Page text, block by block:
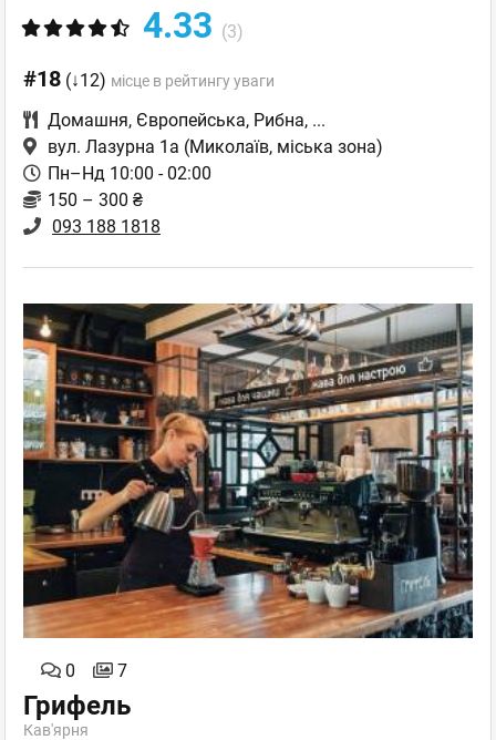
4.33 (3)
#18 (↓12) місце в рейтингу уваги
Домашня, Європейська, Рибна, ...
вул. Лазурна 1а (Миколаїв, міська зона)
Пн–Нд 10:00 - 02:00
150 – 300 ₴
093 188 1818
0 7
Грифель
Кав'ярня